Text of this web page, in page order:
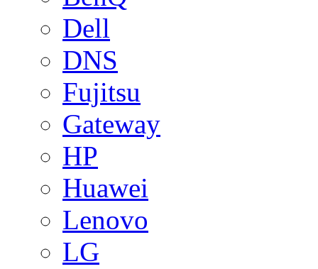
Dell
DNS
Fujitsu
Gateway
HP
Huawei
Lenovo
LG